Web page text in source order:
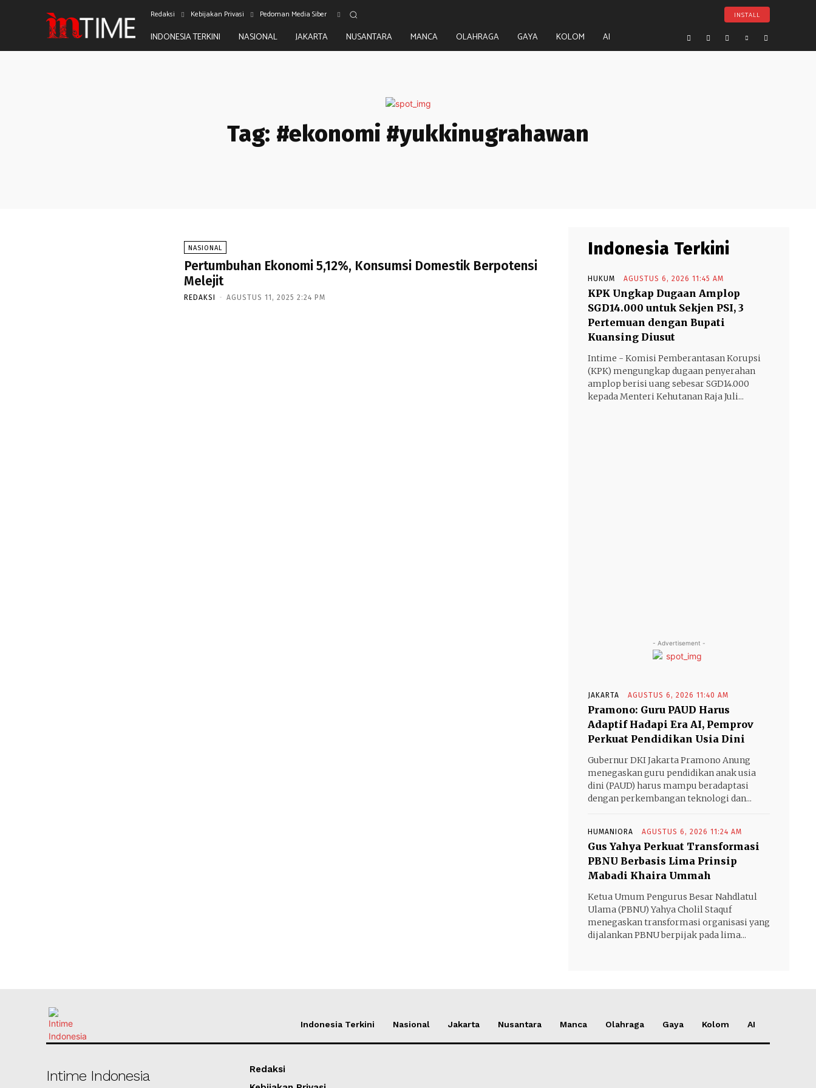
Redaksi Kebijakan Privasi Pedoman Media Siber INSTALL
INDONESIA TERKINI NASIONAL JAKARTA NUSANTARA MANCA OLAHRAGA GAYA KOLOM AI
Tag: #ekonomi #yukkinugrahawan
NASIONAL
Pertumbuhan Ekonomi 5,12%, Konsumsi Domestik Berpotensi
Melejit
REDAKSI - AGUSTUS 11, 2025 2:24 PM
Indonesia Terkini
HUKUM AGUSTUS 6, 2026 11:45 AM
KPK Ungkap Dugaan Amplop
SGD14.000 untuk Sekjen PSI, 3
Pertemuan dengan Bupati
Kuansing Diusut
Intime - Komisi Pemberantasan Korupsi
(KPK) mengungkap dugaan penyerahan
amplop berisi uang sebesar SGD14.000
kepada Menteri Kehutanan Raja Juli...
- Advertisement -
JAKARTA AGUSTUS 6, 2026 11:40 AM
Pramono: Guru PAUD Harus
Adaptif Hadapi Era AI, Pemprov
Perkuat Pendidikan Usia Dini
Gubernur DKI Jakarta Pramono Anung
menegaskan guru pendidikan anak usia
dini (PAUD) harus mampu beradaptasi
dengan perkembangan teknologi dan...
HUMANIORA AGUSTUS 6, 2026 11:24 AM
Gus Yahya Perkuat Transformasi
PBNU Berbasis Lima Prinsip
Mabadi Khaira Ummah
Ketua Umum Pengurus Besar Nahdlatul
Ulama (PBNU) Yahya Cholil Staquf
menegaskan transformasi organisasi yang
dijalankan PBNU berpijak pada lima...
Indonesia Terkini Nasional Jakarta Nusantara Manca Olahraga Gaya Kolom AI
Intime Indonesia
Redaksi